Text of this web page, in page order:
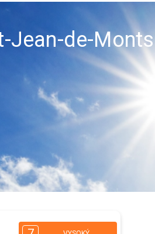
Jean-de-Monts